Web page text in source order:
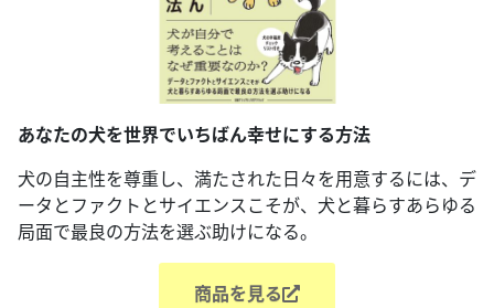
あなたの犬を世界でいちばん幸せにする方法
犬の自主性を尊重し、満たされた日々を用意するには、デ
ータとファクトとサイエンスこそが、犬と暮らすあらゆる
局面で最良の方法を選ぶ助けになる。
商品を見る